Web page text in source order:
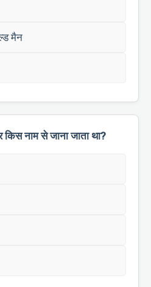
मैन
किस नाम से जाना जाता था?